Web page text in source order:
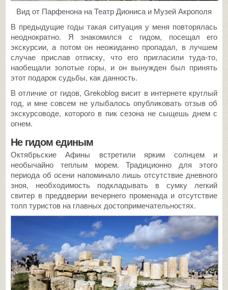
Вид от Парфенона на Театр Диониса и Музей Акрополя
В предыдущие годы такая ситуация у меня повторялась
неоднократно. Я знакомился с гидом, посещал его
экскурсии, а потом он неожиданно пропадал, в лучшем
случае прислав отписку, что его пригласили туда-то,
наобещали золотые горы, и он вынужден был принять
этот подарок судьбы, как данность.
В отличие от гидов, Grekoblog висит в интернете круглый
год, и мне совсем не улыбалось опубликовать отзыв об
экскурсоводе, которого в пик сезона не сыщешь днем с
огнем.
Не гидом единым
Октябрьские Афины встретили ярким солнцем и
необычайно теплым морем. Традиционно для этого
периода об осени напоминало лишь отсутствие дневного
зноя, необходимость подкладывать в сумку легкий
свитер в преддверии вечернего променада и отсутствие
толп туристов на главных достопримечательностях.